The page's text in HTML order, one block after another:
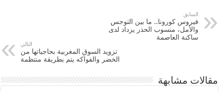
السابق
فيروس كورونا.. ما بين التوجس
والأمل، منسوب الحذر يزداد لدى
ساكنة العاصمة
التالي
تزويد السوق المغربية بحاجياتها من
الخضر والفواكه يتم بطريقة منتظمة
مقالات مشابهة